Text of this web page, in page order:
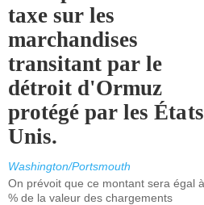
taxe sur les
marchandises
transitant par le
détroit d'Ormuz
protégé par les
Unis.
Washington/Portsmouth
On prévoit que ce montant sera égal
% de la valeur des chargements